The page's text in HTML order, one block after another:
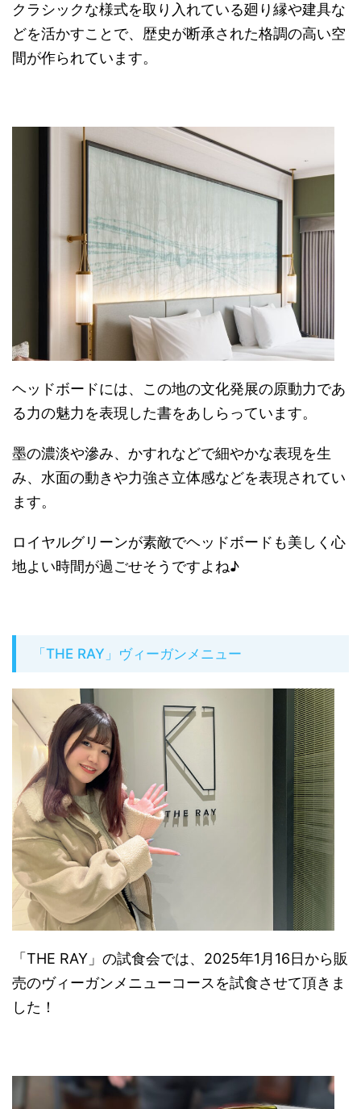
クラシックな様式を取り入れている廻り縁や建具な
どを活かすことで、歴史が断承された格調の高い空
間が作られています。
ヘッドボードには、この地の文化発展の原動力であ
る力の魅力を表現した書をあしらっています。
墨の濃淡や滲み、かすれなどで細やかな表現を生
み、水面の動きや力強さ立体感などを表現されてい
ます。
ロイヤルグリーンが素敵でヘッドボードも美しく心
地よい時間が過ごせそうですよね♪
「THE RAY」ヴィーガンメニュー
「THE RAY」の試食会では、2025年1月16日から販
売のヴィーガンメニューコースを試食させて頂きま
した！